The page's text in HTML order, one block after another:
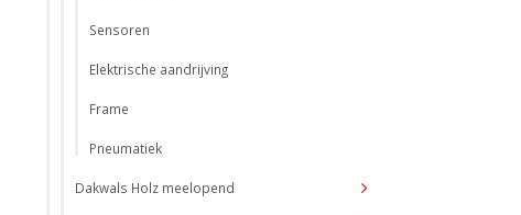
Sensoren
Elektrische aandrijving
Frame
Pneumatiek
Dakwals Holz meelopend